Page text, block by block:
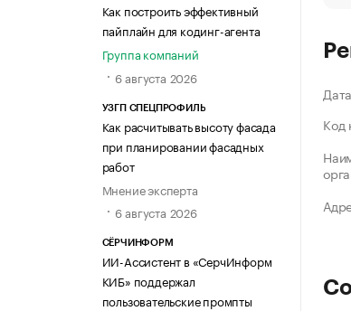
Как построить эффективный
пайплайн для кодинг-агента
Группа компаний
6 августа 2026
УЗГП СПЕЦПРОФИЛЬ
Как расчитывать высоту фасада
при планировании фасадных
работ
Мнение эксперта
6 августа 2026
СЁРЧИНФОРМ
ИИ-Ассистент в «СерчИнформ
КИБ» поддержал
пользовательские промпты
Код